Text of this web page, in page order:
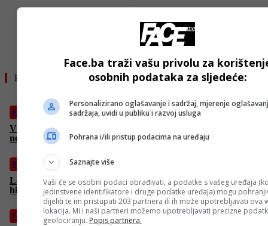
Pročitajte još
Košarka
Vlade Divac se prvi put oglasio nakon teške saobraćajne
nesreće i operacije
Košarka
Lakersi uskoro dobijaju novog vlasnika u najskupljoj prodaji u
historiji
FACE TV
Face.ba traži vašu privolu za
osobnih podataka za sljedeće:
Personalizirano oglašavanje i sadržaj, mjerenje
sadržaja, uvidi u publiku i razvoj usluga
Pohrana i/ili pristup podacima na uređaju
Saznajte više
Vaši će se osobni podaci obrađivati, a podatke s vašeg uređaja
jedinstvene identifikatore i druge podatke uređaja) mogu
dijeliti te im pristupati 203 partnera ili ih može upotrebljavati ova
lokacija. Mi i naši partneri možemo upotrebljavati precizne
geolociranju. Popis partnera.